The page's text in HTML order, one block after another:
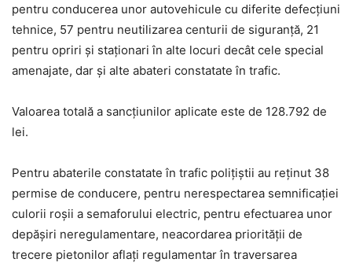
pentru conducerea unor autovehicule cu diferite defecțiuni
tehnice, 57 pentru neutilizarea centurii de siguranță, 21
pentru opriri și staționari în alte locuri decât cele special
amenajate, dar și alte abateri constatate în trafic.
Valoarea totală a sancțiunilor aplicate este de 128.792 de
lei.
Pentru abaterile constatate în trafic polițiștii au reţinut 38
permise de conducere, pentru nerespectarea semnificației
culorii roșii a semaforului electric, pentru efectuarea unor
depășiri neregulamentare, neacordarea priorității de
trecere pietonilor aflați regulamentar în traversarea